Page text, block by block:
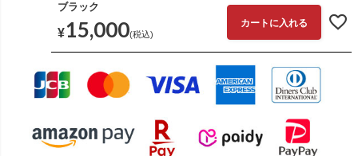
ブラック
¥15,000 税込
カートに入れる